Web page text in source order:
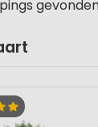
kinderen